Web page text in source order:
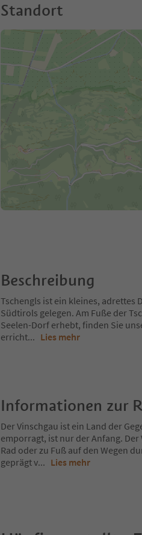
Standort
Beschreibung
Tschengls ist ein kleines, adrettes
Südtirols gelegen. Am Fuße der
Seelen-Dorf erhebt, finden Sie
erricht... Lies mehr
Informationen zur
Der Vinschgau ist ein Land der
emporragt, ist nur der Anfang. Der
Rad oder zu Fuß auf den Wegen
geprägt v... Lies mehr